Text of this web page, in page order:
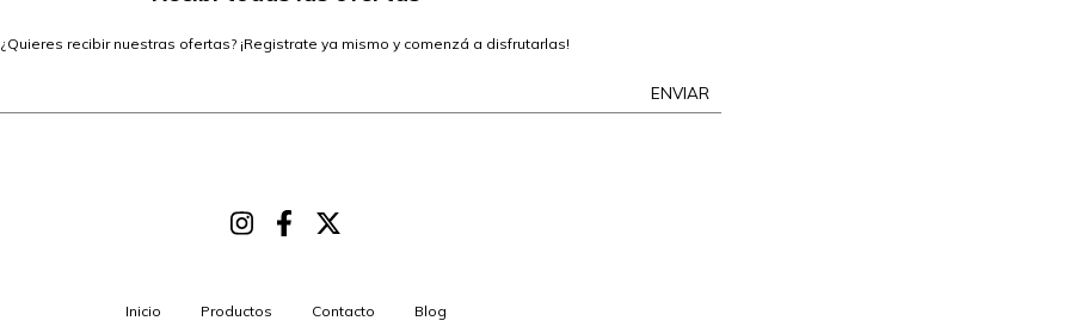
¿Quieres recibir nuestras ofertas? ¡Registrate ya mismo y comenzá a disfrutarlas!
Inicio Productos Contacto Blog